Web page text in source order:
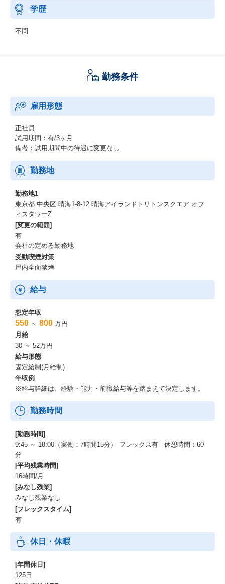
学歴
不問
勤務条件
雇用形態
正社員
試用期間：有/3ヶ月
備考：試用期間中の待遇に変更なし
勤務地
勤務地1
東京都 中央区 晴海1-8-12 晴海アイランドトリトンスクエア オフ
ィスタワーZ
[変更の範囲]
有
会社の定める勤務地
受動喫煙対策
屋内全面禁煙
給与
想定年収
550 ～ 800 万円
月給
30 ～ 52万円
給与形態
固定給制(月給制)
年収例
※給与詳細は、経験・能力・前職給与等を踏まえて決定します。
勤務時間
[勤務時間]
9:45 ～ 18:00（実働：7時間15分） フレックス有 休憩時間：60
分
[平均残業時間]
16時間/月
[みなし残業]
みなし残業なし
[フレックスタイム]
有
休日・休暇
[年間休日]
125日